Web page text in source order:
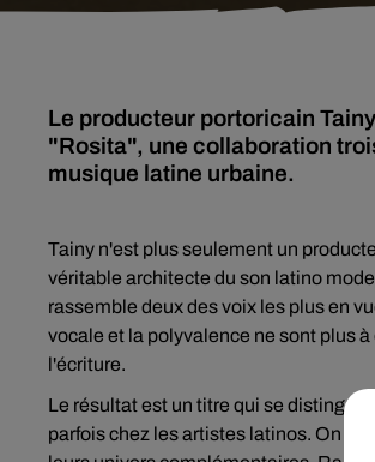
Le producteur portoricain
"Rosita", une collaboration
musique latine urbaine.
Tainy n'est plus seulement un
véritable architecte du son latino
rassemble deux des voix les plus en
vocale et la polyvalence ne sont plus
l'écriture.
Le résultat est un titre qui se distingue
parfois chez les artistes latinos. On y